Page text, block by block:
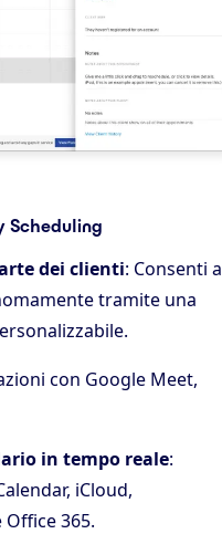
Scheduling
dei clienti: Consenti
tramite una
con Google Meet,
in tempo reale:
iCloud,
365.